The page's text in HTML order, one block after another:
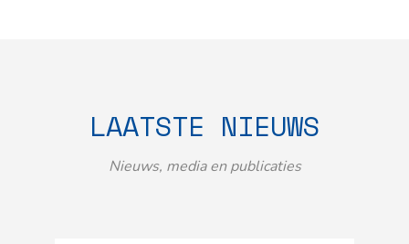
LAATSTE NIEUWS
Nieuws, media en publicaties